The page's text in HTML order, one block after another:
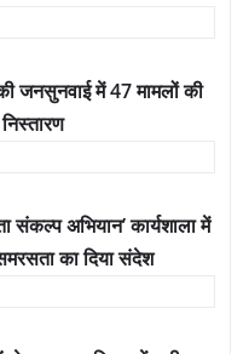
जनसुनवाई में 47 मामलों की
संकल्प अभियान’ कार्यशाला में
का दिया संदेश